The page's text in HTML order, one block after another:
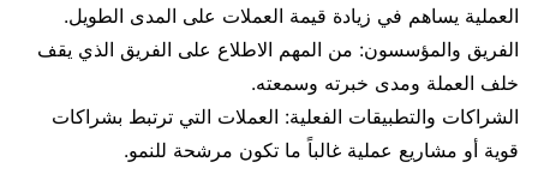
العملية يساهم في زيادة قيمة العملات على المدى الطويل.
الفريق والمؤسسون: من المهم الاطلاع على الفريق الذي يقف
خلف العملة ومدى خبرته وسمعته.
الشراكات والتطبيقات الفعلية: العملات التي ترتبط بشراكات
قوية أو مشاريع عملية غالباً ما تكون مرشحة للنمو.